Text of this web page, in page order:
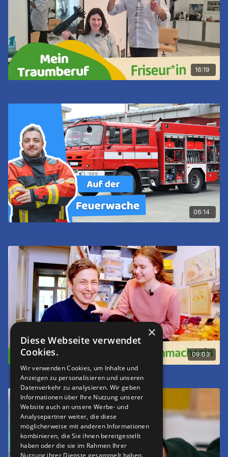
16:19
06:14
09:03
Mein Traumberuf - Puppenmacher:in
×
Diese Webseite verwendet
Cookies.
Wir verwenden Cookies, um Inhalte und
Anzeigen zu personalisieren und unseren
Datenverkehr zu analysieren. Wir geben
Informationen über Ihre Nutzung unserer
Website auch an unsere Werbe- und
Analysepartner weiter, die diese
möglicherweise mit anderen Informationen
kombinieren, die Sie ihnen bereitgestellt
haben oder die sie im Rahmen Ihrer
Nutzung ihrer Dienste gesammelt haben.